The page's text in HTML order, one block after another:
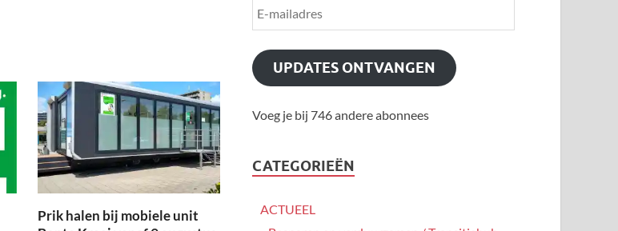
Prik halen bij mobiele unit
UPDATES ONTVANGEN
Voeg je bij 746 andere abonnees
CATEGORIEËN
ACTUEEL